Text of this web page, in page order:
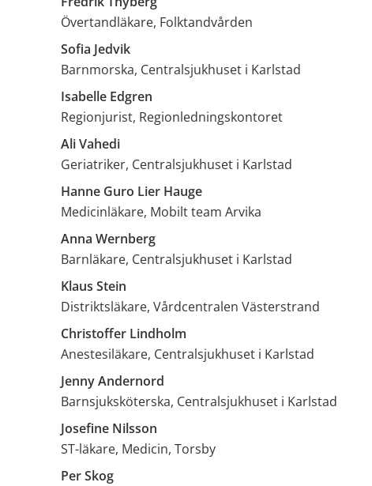
Övertandläkare, Folktandvården
Sofia Jedvik
Barnmorska, Centralsjukhuset i Karlstad
Isabelle Edgren
Regionjurist, Regionledningskontoret
Ali Vahedi
Geriatriker, Centralsjukhuset i Karlstad
Hanne Guro Lier Hauge
Medicinläkare, Mobilt team Arvika
Anna Wernberg
Barnläkare, Centralsjukhuset i Karlstad
Klaus Stein
Distriktsläkare, Vårdcentralen Västerstrand
Christoffer Lindholm
Anestesiläkare, Centralsjukhuset i Karlstad
Jenny Andernord
Barnsjuksköterska, Centralsjukhuset i Karlstad
Josefine Nilsson
ST-läkare, Medicin, Torsby
Per Skog